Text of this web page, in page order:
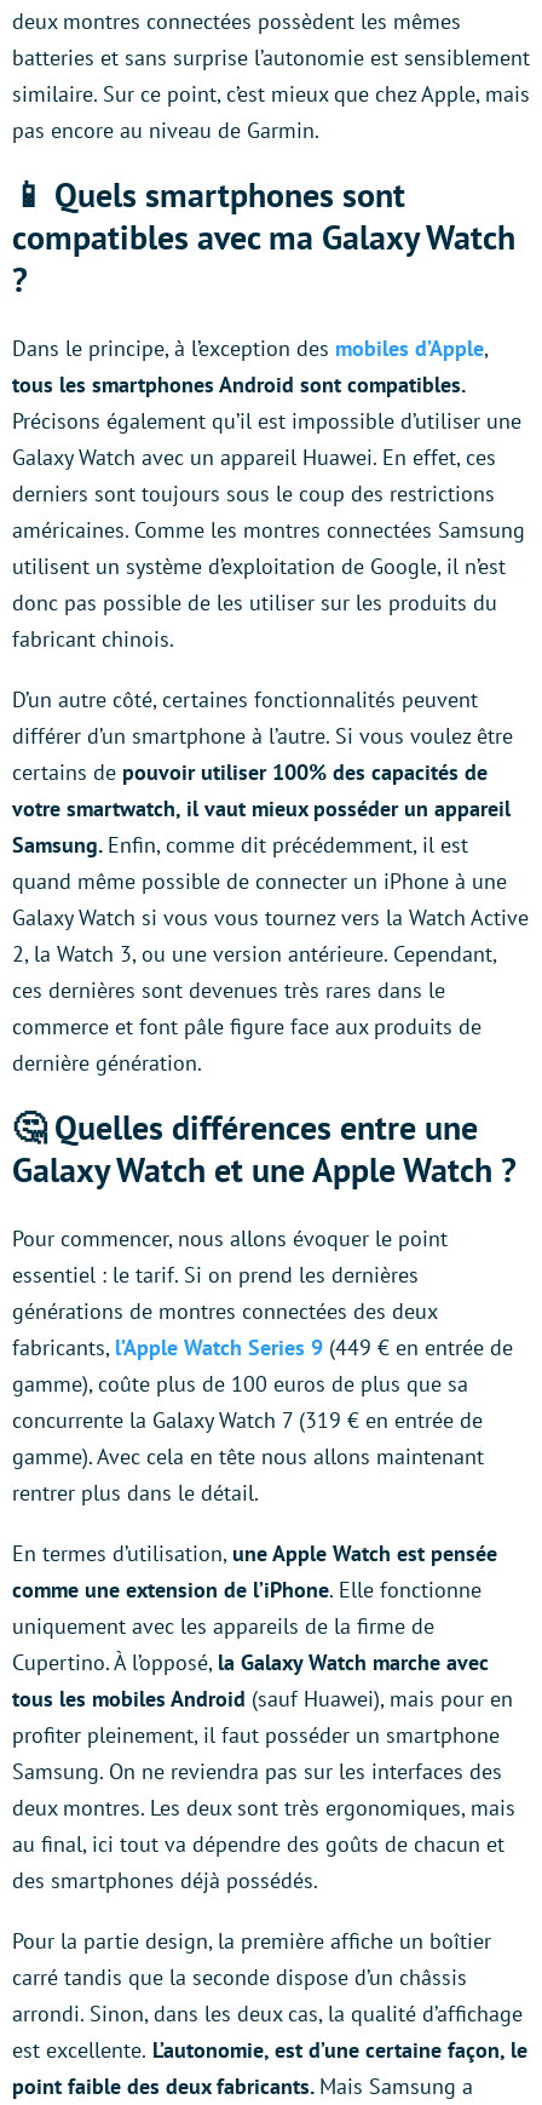
deux montres connectées possèdent les mêmes
batteries et sans surprise l’autonomie est sensiblement
similaire. Sur ce point, c’est mieux que chez Apple, mais
pas encore au niveau de Garmin.
📱 Quels smartphones sont
compatibles avec ma Galaxy Watch
?
Dans le principe, à l’exception des mobiles d’Apple,
tous les smartphones Android sont compatibles.
Précisons également qu’il est impossible d’utiliser une
Galaxy Watch avec un appareil Huawei. En effet, ces
derniers sont toujours sous le coup des restrictions
américaines. Comme les montres connectées Samsung
utilisent un système d’exploitation de Google, il n’est
donc pas possible de les utiliser sur les produits du
fabricant chinois.
D’un autre côté, certaines fonctionnalités peuvent
différer d’un smartphone à l’autre. Si vous voulez être
certains de pouvoir utiliser 100% des capacités de
votre smartwatch, il vaut mieux posséder un appareil
Samsung. Enfin, comme dit précédemment, il est
quand même possible de connecter un iPhone à une
Galaxy Watch si vous vous tournez vers la Watch Active
2, la Watch 3, ou une version antérieure. Cependant,
ces dernières sont devenues très rares dans le
commerce et font pâle figure face aux produits de
dernière génération.
🤔 Quelles différences entre une
Galaxy Watch et une Apple Watch ?
Pour commencer, nous allons évoquer le point
essentiel : le tarif. Si on prend les dernières
générations de montres connectées des deux
fabricants, l’Apple Watch Series 9 (449 € en entrée de
gamme), coûte plus de 100 euros de plus que sa
concurrente la Galaxy Watch 7 (319 € en entrée de
gamme). Avec cela en tête nous allons maintenant
rentrer plus dans le détail.
En termes d’utilisation, une Apple Watch est pensée
comme une extension de l’iPhone. Elle fonctionne
uniquement avec les appareils de la firme de
Cupertino. À l’opposé, la Galaxy Watch marche avec
tous les mobiles Android (sauf Huawei), mais pour en
profiter pleinement, il faut posséder un smartphone
Samsung. On ne reviendra pas sur les interfaces des
deux montres. Les deux sont très ergonomiques, mais
au final, ici tout va dépendre des goûts de chacun et
des smartphones déjà possédés.
Pour la partie design, la première affiche un boîtier
carré tandis que la seconde dispose d’un châssis
arrondi. Sinon, dans les deux cas, la qualité d’affichage
est excellente. L’autonomie, est d’une certaine façon, le
point faible des deux fabricants. Mais Samsung a